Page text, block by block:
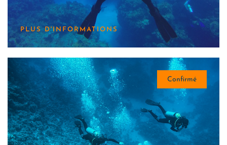
PLUS D'INFORMATIONS
Confirmé